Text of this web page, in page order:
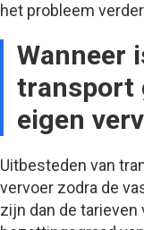
het probleem
Wanneer
transport
eigen
Uitbesteden van
vervoer zodra de
zijn dan de tarieven